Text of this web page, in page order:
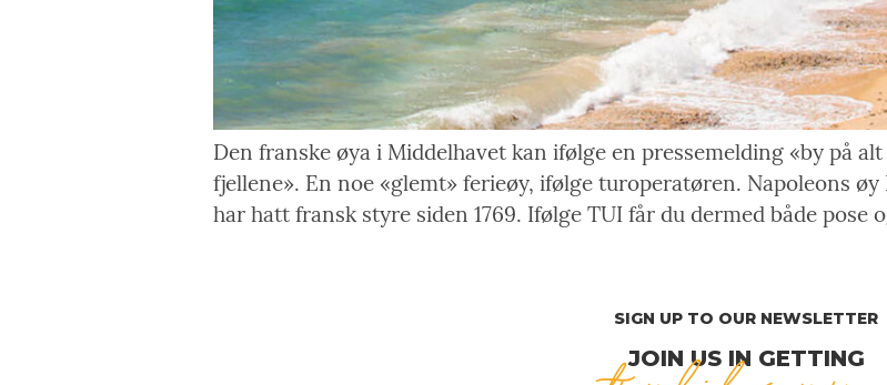
Den franske øya i Middelhavet kan ifølge en pressemelding «by på
fjellene». En noe «glemt» ferieøy, ifølge turoperatøren. Napoleons
har hatt fransk styre siden 1769. Ifølge TUI får du dermed både
SIGN UP TO OUR NEWSLETTER
JOIN US IN GETTING